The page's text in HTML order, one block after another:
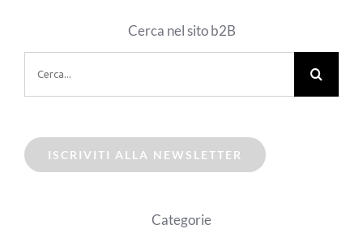
Cerca nel sito b2B
per:
ISCRIVITI ALLA NEWSLETTER
Categorie